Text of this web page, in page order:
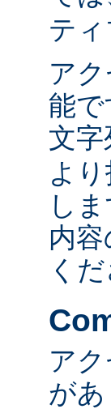
テ
ア
能で
文字
よ
し
内
くだ
ア
があ